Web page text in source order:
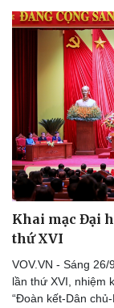
Khai mạc Đại
thứ XVI
VOV.VN - Sáng
lần thứ XVI, nhiệm
“Đoàn kết-Dân